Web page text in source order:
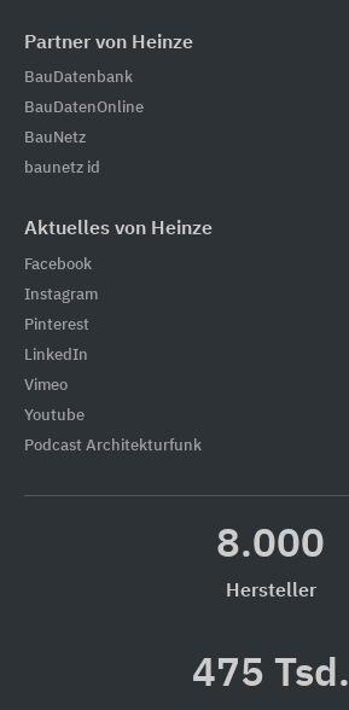
Partner von Heinze
BauDatenbank
BauDatenOnline
BauNetz
baunetz id
Aktuelles von Heinze
Facebook
Instagram
Pinterest
LinkedIn
Vimeo
Youtube
Podcast Architekturfunk
8.000
Hersteller
475 Tsd.